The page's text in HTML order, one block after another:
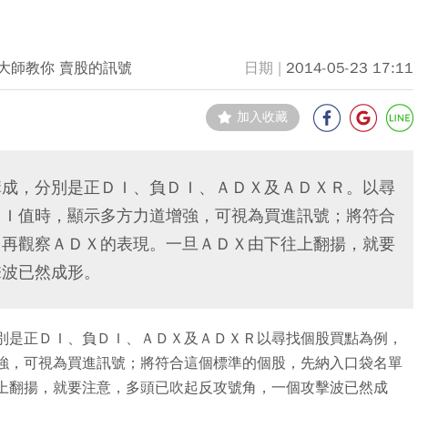
師教你 賣股的訊號 2014-05-23 17:11
加入收藏
，分別是正ＤＩ、負ＤＩ、ＡＤＸ及ＡＤＸＲ。以尋
值時，顯示多方力道增強，可視為買進訊號；將符合
觀察ＡＤＸ的表現。一旦ＡＤＸ由下往上翻揚，就要
已然成形。
正ＤＩ、負ＤＩ、ＡＤＸ及ＡＤＸＲ以尋找個股買點為例，
可視為買進訊號；將符合這個標準的個股，先納入口袋名單
揚，就要注意，多頭已吹起反攻號角，一個攻擊波已然成